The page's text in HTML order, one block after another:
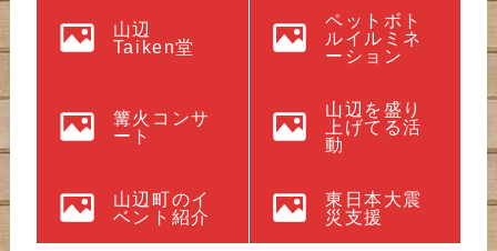
山辺
Taiken堂
ペットボト
ルイルミネ
ーション
篝火コンサ
ート
山辺を盛り
上げてる活
動
山辺町のイ
ベント紹介
東日本大震
災支援